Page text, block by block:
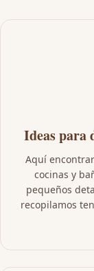
Ideas para
Aquí
cocinas y
pequeños
recopilamos